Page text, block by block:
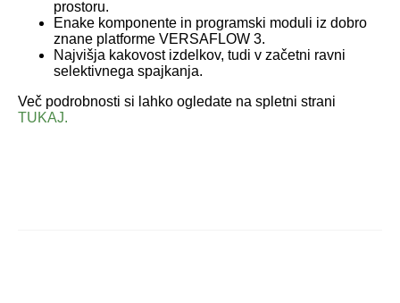
prostoru.
Enake komponente in programski moduli iz dobro
znane platforme VERSAFLOW 3.
Najvišja kakovost izdelkov, tudi v začetni ravni
selektivnega spajkanja.
Več podrobnosti si lahko ogledate na spletni strani
TUKAJ.